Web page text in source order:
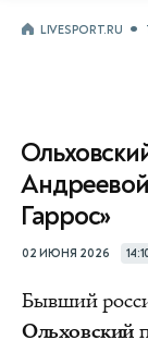
LIVESPORT.RU
Гаррос»
02 ИЮНЯ 2026
Бывший
Ольховский